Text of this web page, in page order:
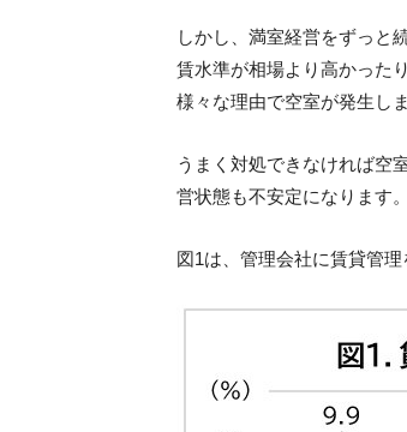
しかし、満室経営をずっと
賃水準が相場より高かった
様々な理由で空室が発生しま
うまく対処できなければ空
営状態も不安定になります。
図1は、管理会社に賃貸管